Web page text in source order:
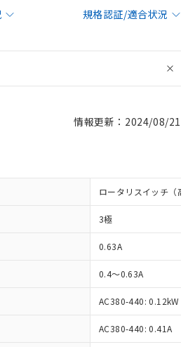
規格認証/適合状況
情報更新：2024/08/21
ロータリスイッチ（高
3極
0.63A
0.4～0.63A
AC380-440: 0.12kW
AC380-440: 0.41A